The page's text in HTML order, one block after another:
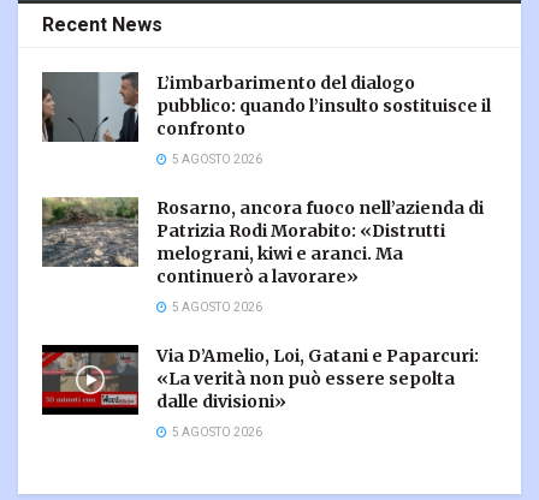
Recent News
L’imbarbarimento del dialogo
pubblico: quando l’insulto sostituisce il
confronto
5 AGOSTO 2026
Rosarno, ancora fuoco nell’azienda di
Patrizia Rodi Morabito: «Distrutti
melograni, kiwi e aranci. Ma
continuerò a lavorare»
5 AGOSTO 2026
Via D’Amelio, Loi, Gatani e Paparcuri:
«La verità non può essere sepolta
dalle divisioni»
5 AGOSTO 2026